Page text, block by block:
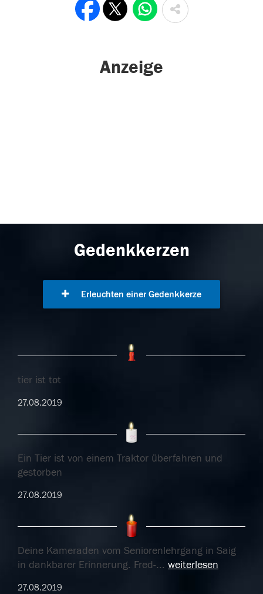
Anzeige
Gedenkkerzen
Erleuchten einer Gedenkkerze
tier ist tot
27.08.2019
Ein Tier ist von einem Traktor überfahren und
gestorben
27.08.2019
Deine Kameraden vom Seniorenlehrgang in Saig
in dankbarer Erinnerung. Fred-... weiterlesen
27.08.2019